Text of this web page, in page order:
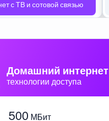
с ТВ и сотовой связью
Домашний интернет
технологии доступа
500 МБит